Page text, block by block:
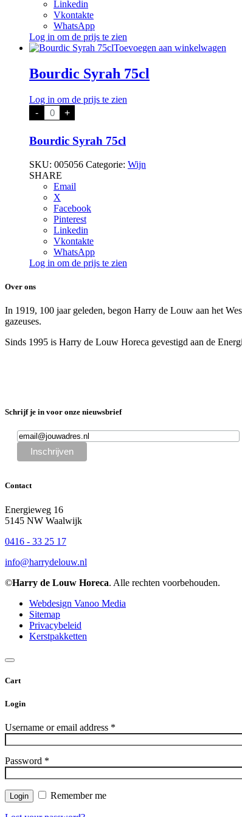
Linkedin
Vkontakte
WhatsApp
Log in om de prijs te zien
Toevoegen aan winkelwagen
Bourdic Syrah 75cl
Log in om de prijs te zien
- Bourdic
Syrah
aantal
+
Bourdic Syrah 75cl
SKU: 005056 Categorie: Wijn
SHARE
Email
X
Facebook
Pinterest
Linkedin
Vkontakte
WhatsApp
Log in om de prijs te zien
Over ons
In 1919, 100 jaar geleden, begon Harry de Louw aan het
gazeuses.
Sinds 1995 is Harry de Louw Horeca gevestigd aan de
Schrijf je in voor onze nieuwsbrief
Contact
Energieweg 16
5145 NW Waalwijk
0416 - 33 25 17
info@harrydelouw.nl
©Harry de Louw Horeca. Alle rechten voorbehouden.
Webdesign Vanoo Media
Sitemap
Privacybeleid
Kerstpakketten
Cart
Login
Username or email address *
Password *
Remember me